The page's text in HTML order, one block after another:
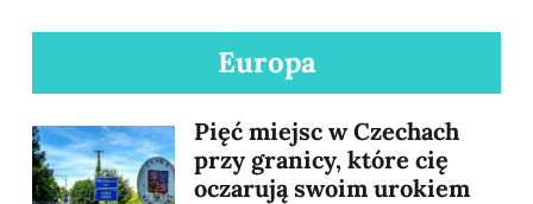
Europa
Pięć miejsc w Czechach
przy granicy, które cię
oczarują swoim urokiem